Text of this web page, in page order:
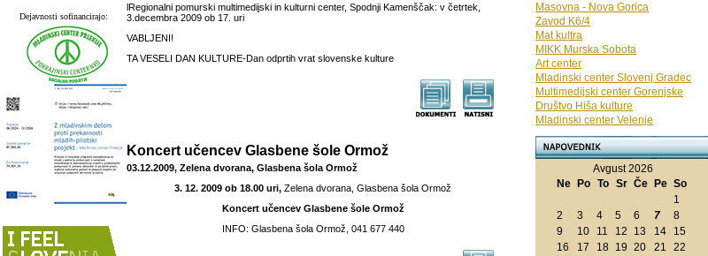
Dejavnosti sofinancirajo:
lRegionalni pomurski multimedijski in kulturni center, Spodnji Kamenščak: v četrtek,
3.decembra 2009 ob 17. uri
VABLJENI!
TA VESELI DAN KULTURE-Dan odprtih vrat slovenske kulture
Koncert učencev Glasbene šole Ormož
03.12.2009, Zelena dvorana, Glasbena šola Ormož
3. 12. 2009 ob 18.00 uri, Zelena dvorana, Glasbena šola Ormož
Koncert učencev Glasbene šole Ormož
INFO: Glasbena šola Ormož, 041 677 440
Masovna - Nova Gorica
Zavod K6/4
Mat kultra
MIKK Murska Sobota
Art center
Mladinski center Slovenj Gradec
Multimedijski center Gorenjske
Društvo Hiša kulture
Mladinski center Velenje
Avgust 2026
Ne
Po To Sr Če Pe So
1
2
3 4 5 6 7
8
9
10 11 12 13 14
15
16
17 18 19 20 21
22